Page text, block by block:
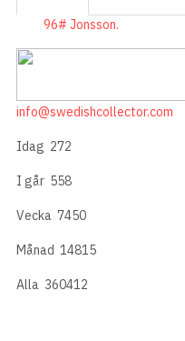
96# Jonsson.
info@swedishcollector.com
Idag 272
I går 558
Vecka 7450
Månad 14815
Alla 360412